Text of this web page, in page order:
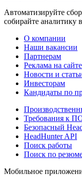
Автоматизируйте
собирайте аналитику
О компании
Наши вакансии
Партнерам
Реклама на сайте
Новости и
Инвесторам
Кандидаты по
Требования к
Безопасный
HeadHunter API
Поиск работы
Поиск по
Мобильное